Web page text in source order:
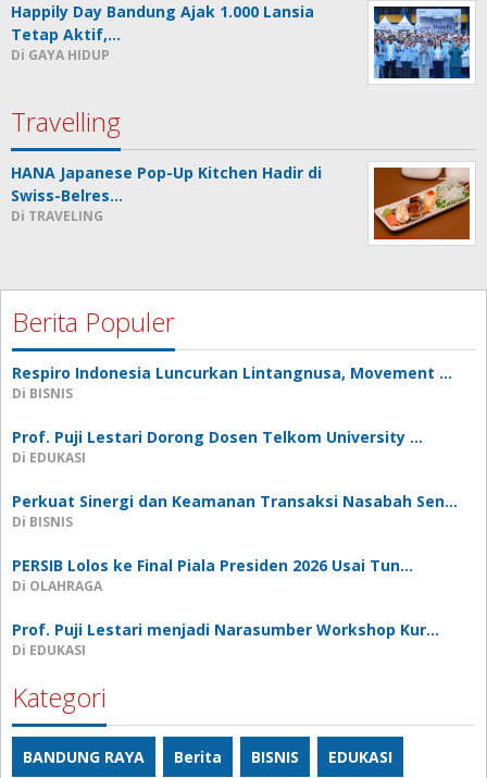
Happily Day Bandung Ajak 1.000 Lansia
Tetap Aktif,…
Di GAYA HIDUP
Travelling
HANA Japanese Pop-Up Kitchen Hadir di
Swiss-Belres…
Di TRAVELING
Berita Populer
Respiro Indonesia Luncurkan Lintangnusa, Movement …
Di BISNIS
Prof. Puji Lestari Dorong Dosen Telkom University …
Di EDUKASI
Perkuat Sinergi dan Keamanan Transaksi Nasabah Sen…
Di BISNIS
PERSIB Lolos ke Final Piala Presiden 2026 Usai Tun…
Di OLAHRAGA
Prof. Puji Lestari menjadi Narasumber Workshop Kur…
Di EDUKASI
Kategori
BANDUNG RAYA Berita BISNIS EDUKASI